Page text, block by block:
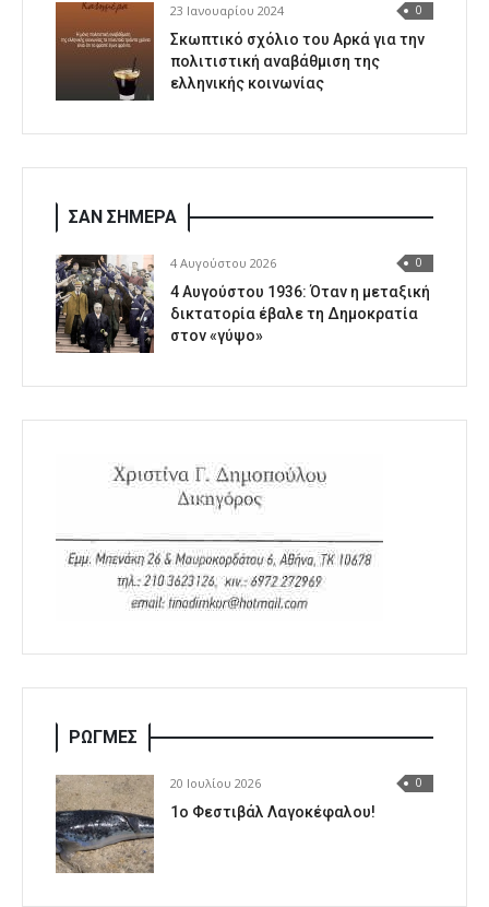
23 Ιανουαρίου 2024 0
Σκωπτικό σχόλιο του Αρκά για την
πολιτιστική αναβάθμιση της
ελληνικής κοινωνίας
ΣΑΝ ΣΗΜΕΡΑ
4 Αυγούστου 2026 0
4 Αυγούστου 1936: Όταν η μεταξική
δικτατορία έβαλε τη Δημοκρατία
στον «γύψο»
ΡΩΓΜΕΣ
20 Ιουλίου 2026 0
1o Φεστιβάλ Λαγοκέφαλου!